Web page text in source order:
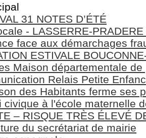
31 NOTES D’ÉTÉ
- LASSERRE-
face aux démarchages
ESTIVALE
Maison départementale
Relais Petite
des Habitants ferme ses
civique à l'école maternelle
– RISQUE TRÈS ÉLEVÉ
du secrétariat de mairie